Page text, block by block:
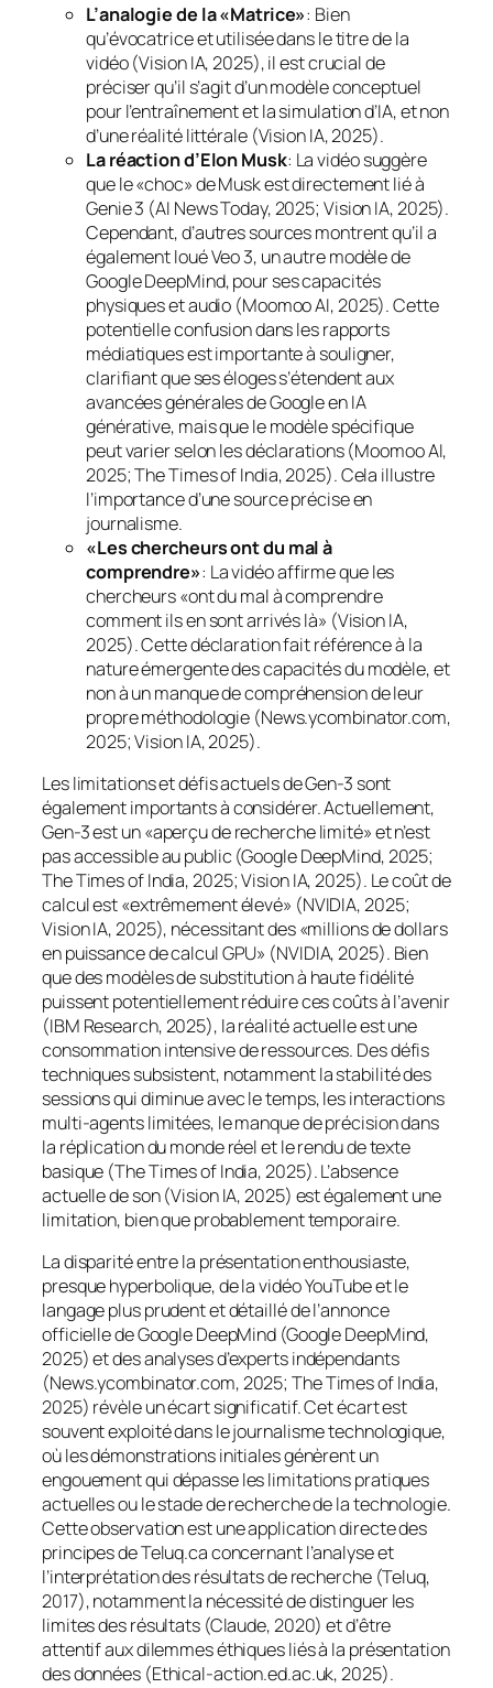
L’analogie de la «Matrice»: Bien
qu’évocatrice et utilisée dans le titre de la
vidéo (Vision IA, 2025), il est crucial de
préciser qu’il s’agit d’un modèle conceptuel
pour l’entraînement et la simulation d’IA, et non
d’une réalité littérale (Vision IA, 2025).
La réaction d’Elon Musk: La vidéo suggère
que le «choc» de Musk est directement lié à
Genie 3 (AI News Today, 2025; Vision IA, 2025).
Cependant, d’autres sources montrent qu’il a
également loué Veo 3, un autre modèle de
Google DeepMind, pour ses capacités
physiques et audio (Moomoo AI, 2025). Cette
potentielle confusion dans les rapports
médiatiques est importante à souligner,
clarifiant que ses éloges s’étendent aux
avancées générales de Google en IA
générative, mais que le modèle spécifique
peut varier selon les déclarations (Moomoo AI,
2025; The Times of India, 2025). Cela illustre
l’importance d’une source précise en
journalisme.
«Les chercheurs ont du mal à
comprendre»: La vidéo affirme que les
chercheurs «ont du mal à comprendre
comment ils en sont arrivés là» (Vision IA,
2025). Cette déclaration fait référence à la
natureémergentedes capacités du modèle, et
non à un manque de compréhension de leur
propre méthodologie (News.ycombinator.com,
2025; Vision IA, 2025).
Les limitations et défis actuels de Gen-3 sont
également importants à considérer. Actuellement,
Gen-3 est un «aperçu de recherche limité» et n’est
pas accessible au public (Google DeepMind, 2025;
The Times of India, 2025; Vision IA, 2025). Le coût de
calcul est «extrêmement élevé» (NVIDIA, 2025;
Vision IA, 2025), nécessitant des «millions de dollars
en puissance de calcul GPU» (NVIDIA, 2025). Bien
que des modèles de substitution à haute fidélité
puissent potentiellement réduire ces coûts à l’avenir
(IBM Research, 2025), la réalité actuelle est une
consommation intensive de ressources. Des défis
techniques subsistent, notamment la stabilité des
sessions qui diminue avec le temps, les interactions
multi-agents limitées, le manque de précision dans
la réplication du monde réel et le rendu de texte
basique (The Times of India, 2025). L’absence
actuelle de son (Vision IA, 2025) est également une
limitation, bien que probablement temporaire.
La disparité entre la présentation enthousiaste,
presque hyperbolique, de la vidéo YouTube et le
langage plus prudent et détaillé de l’annonce
officielle de Google DeepMind (Google DeepMind,
2025) et des analyses d’experts indépendants
(News.ycombinator.com, 2025; The Times of India,
2025) révèle un écart significatif. Cet écart est
souvent exploité dans le journalisme technologique,
où les démonstrations initiales génèrent un
engouement qui dépasse les limitations pratiques
actuelles ou le stade de recherche de la technologie.
Cette observation est une application directe des
principes de Teluq.ca concernant l’analyse et
l’interprétation des résultats de recherche (Teluq,
2017), notamment la nécessité de distinguer les
limites des résultats (Claude, 2020) et d’être
attentif aux dilemmes éthiques liés à la présentation
des données (Ethical-action.ed.ac.uk, 2025).